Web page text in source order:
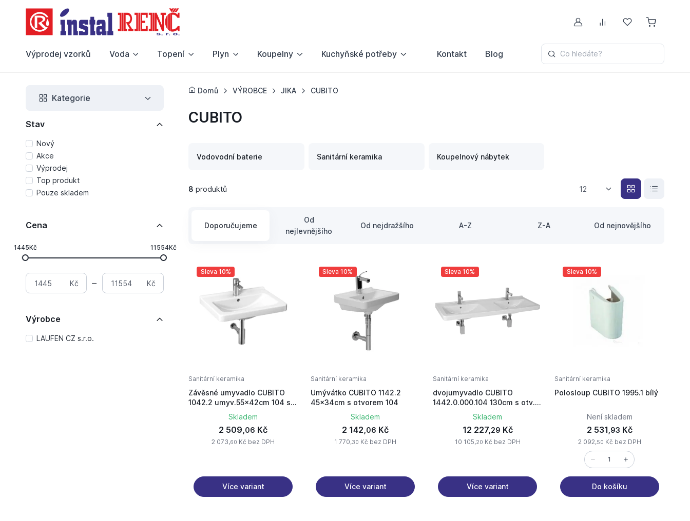
Můj účetPorovnávání
Oblíbené
Výprodej vzorků Voda Topení Plyn Koupelny Kuchyňské potřeby Kontakt Blog Co hledáte?
Kategorie
Stav
Nový
Akce
Výprodej
Top produkt
Pouze skladem
Cena
1445Kč 11554Kč
Kč Kč
Výrobce
LAUFEN CZ s.r.o.
Domů VÝROBCE JIKA CUBITO
CUBITO
Vodovodní baterie Sanitární keramika Koupelnový nábytek
8 produktů 12
Doporučujeme
Od
nejlevnějšího
Od nejdražšího A-Z Z-A Od nejnovějšího
Sleva 10%
Sanitární keramika
Závěsné umyvadlo CUBITO
1042.2 umyv.55x42cm 104 s
Skladem
2 509,06 Kč
2 073,60 Kč bez DPH
Více variant
Sleva 10%
Sanitární keramika
Umývátko CUBITO 1142.2
45x34cm s otvorem 104
Skladem
2 142,06 Kč
1 770,30 Kč bez DPH
Více variant
Sleva 10%
Sanitární keramika
dvojumyvadlo CUBITO
1442.0.000.104 130cm s otv.
Skladem
12 227,29 Kč
10 105,20 Kč bez DPH
Více variant
Sleva 10%
Sanitární keramika
Polosloup CUBITO 1995.1 bílý
Není skladem
2 531,93 Kč
2 092,50 Kč bez DPH
Do košíku